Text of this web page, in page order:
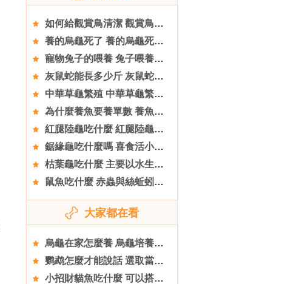
如何給觀賞鳥清潔 觀賞鳥是很愛清潔的動物
養的烏龜死了 養的烏龜死亡率高的原因
寵物兔子的喂養 兔子喂養需要注意的事項
灰鼠蛇能長多少斤 灰鼠蛇一般在2到4斤
中華草龜繁殖 中華草龜繁殖如何擇龜
為什麼養魚要養單數 養魚必須要注意五大原則
紅腿陸龜吃什麼 紅腿陸龜主食為草食
鋸緣龜吃什麼嗎 喜食活小昆蟲
枯葉龜吃什麼 主要以水生無脊椎動物為食
鼠魚吃什麼 赤蟲與絲蚯蚓是它們的最愛
大家都在看
烏龜在家怎麼養 烏龜培養需要准備的東西
鹦鹉怎麼才能說話 選取當年羽毛已長齊的幼鳥
小招財貓魚吃什麼 可以搭配活餌喂食